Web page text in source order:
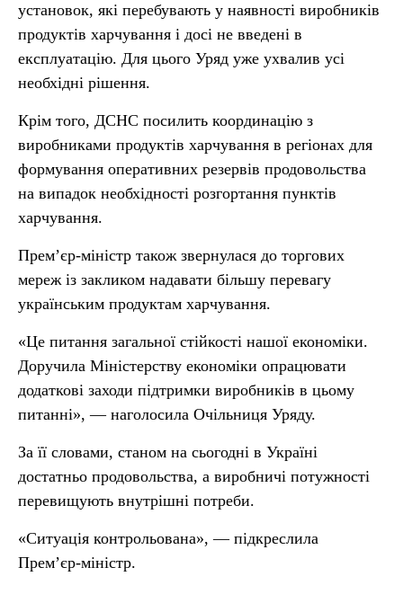
установок, які перебувають у наявності виробників
продуктів харчування і досі не введені в
експлуатацію. Для цього Уряд уже ухвалив усі
необхідні рішення.
Крім того, ДСНС посилить координацію з
виробниками продуктів харчування в регіонах для
формування оперативних резервів продовольства
на випадок необхідності розгортання пунктів
харчування.
Прем’єр-міністр також звернулася до торгових
мереж із закликом надавати більшу перевагу
українським продуктам харчування.
«Це питання загальної стійкості нашої економіки.
Доручила Міністерству економіки опрацювати
додаткові заходи підтримки виробників в цьому
питанні», — наголосила Очільниця Уряду.
За її словами, станом на сьогодні в Україні
достатньо продовольства, а виробничі потужності
перевищують внутрішні потреби.
«Ситуація контрольована», — підкреслила
Прем’єр-міністр.